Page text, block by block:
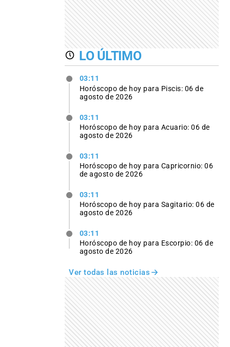
LO ÚLTIMO
03:11
Horóscopo de hoy para Piscis: 06 de
agosto de 2026
03:11
Horóscopo de hoy para Acuario: 06 de
agosto de 2026
03:11
Horóscopo de hoy para Capricornio: 06
de agosto de 2026
03:11
Horóscopo de hoy para Sagitario: 06 de
agosto de 2026
03:11
Horóscopo de hoy para Escorpio: 06 de
agosto de 2026
Ver todas las noticias